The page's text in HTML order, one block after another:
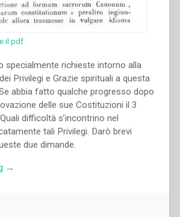
il pdf
specialmente richieste intorno alla
Privilegi e Grazie spirituali a questa
abbia fatto qualche progresso dopo
delle sue Costituzioni il 3
difficoltà s’incontrino nel
tali Privilegi. Darò brevi
due dimande.
“Giovanni
→